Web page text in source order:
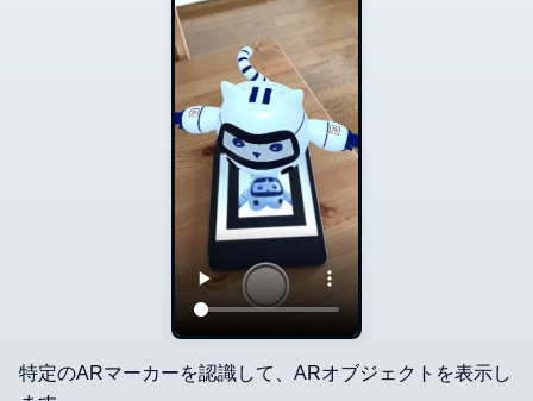
特定のARマーカーを認識して、ARオブジェクトを表示し